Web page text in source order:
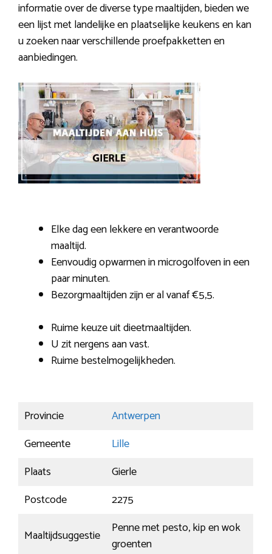
informatie over de diverse type maaltijden, bieden we
een lijst met landelijke en plaatselijke keukens en kan
u zoeken naar verschillende proefpakketten en
aanbiedingen.
Elke dag een lekkere en verantwoorde
maaltijd.
Eenvoudig opwarmen in microgolfoven in een
paar minuten.
Bezorgmaaltijden zijn er al vanaf €5,5.
Ruime keuze uit dieetmaaltijden.
U zit nergens aan vast.
Ruime bestelmogelijkheden.
Provincie
Antwerpen
Gemeente
Lille
Plaats
Gierle
Postcode
2275
Maaltijdsuggestie
Penne met pesto, kip en wok
groenten